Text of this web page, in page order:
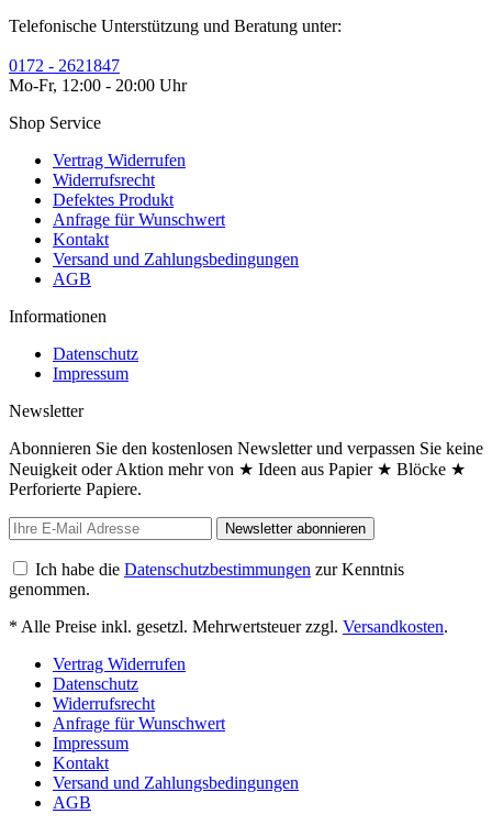
Telefonische Unterstützung und Beratung unter:
0172 - 2621847
Mo-Fr, 12:00 - 20:00 Uhr
Shop Service
Vertrag Widerrufen
Widerrufsrecht
Defektes Produkt
Anfrage für Wunschwert
Kontakt
Versand und Zahlungsbedingungen
AGB
Informationen
Datenschutz
Impressum
Newsletter
Abonnieren Sie den kostenlosen Newsletter und verpassen Sie keine
Neuigkeit oder Aktion mehr von ★ Ideen aus Papier ★ Blöcke ★
Perforierte Papiere.
Newsletter abonnieren
Ich habe die Datenschutzbestimmungen zur Kenntnis
genommen.
* Alle Preise inkl. gesetzl. Mehrwertsteuer zzgl. Versandkosten.
Vertrag Widerrufen
Datenschutz
Widerrufsrecht
Anfrage für Wunschwert
Impressum
Kontakt
Versand und Zahlungsbedingungen
AGB